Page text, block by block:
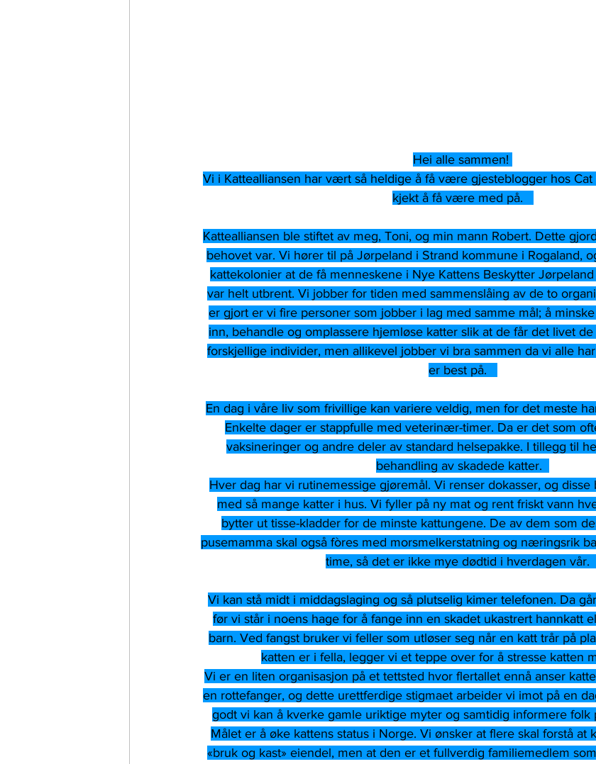
Hei alle sammen!
Vi i Kattealliansen har vært så heldige å få være gjesteblogger hos
kjekt å få være med på.
Kattealliansen ble stiftet av meg, Toni, og min mann Robert. Dette
behovet var. Vi hører til på Jørpeland i Strand kommune i Rogaland,
kattekolonier at de få menneskene i Nye Kattens Beskytter
var helt utbrent. Vi jobber for tiden med sammenslåing av de to
er gjort er vi fire personer som jobber i lag med samme mål; å
inn, behandle og omplassere hjemløse katter slik at de får det livet
forskjellige individer, men allikevel jobber vi bra sammen da vi alle
er best på.
En dag i våre liv som frivillige kan variere veldig, men for det meste
Enkelte dager er stappfulle med veterinær-timer. Da er det som
vaksineringer og andre deler av standard helsepakke. I tillegg til
behandling av skadede katter.
Hver dag har vi rutinemessige gjøremål. Vi renser dokasser, og
med så mange katter i hus. Vi fyller på ny mat og rent friskt vann
bytter ut tisse-kladder for de minste kattungene. De av dem som
pusemamma skal også fòres med morsmelkerstatning og næringsrik
time, så det er ikke mye dødtid i hverdagen vår.
Vi kan stå midt i middagslaging og så plutselig kimer telefonen. Da
før vi står i noens hage for å fange inn en skadet ukastrert hannkatt
barn. Ved fangst bruker vi feller som utløser seg når en katt trår på
katten er i fella, legger vi et teppe over for å stresse katten
Vi er en liten organisasjon på et tettsted hvor flertallet ennå anser
en rottefanger, og dette urettferdige stigmaet arbeider vi imot på en
godt vi kan å kverke gamle uriktige myter og samtidig informere folk
Målet er å øke kattens status i Norge. Vi ønsker at flere skal forstå at
«bruk og kast» eiendel, men at den er et fullverdig familiemedlem